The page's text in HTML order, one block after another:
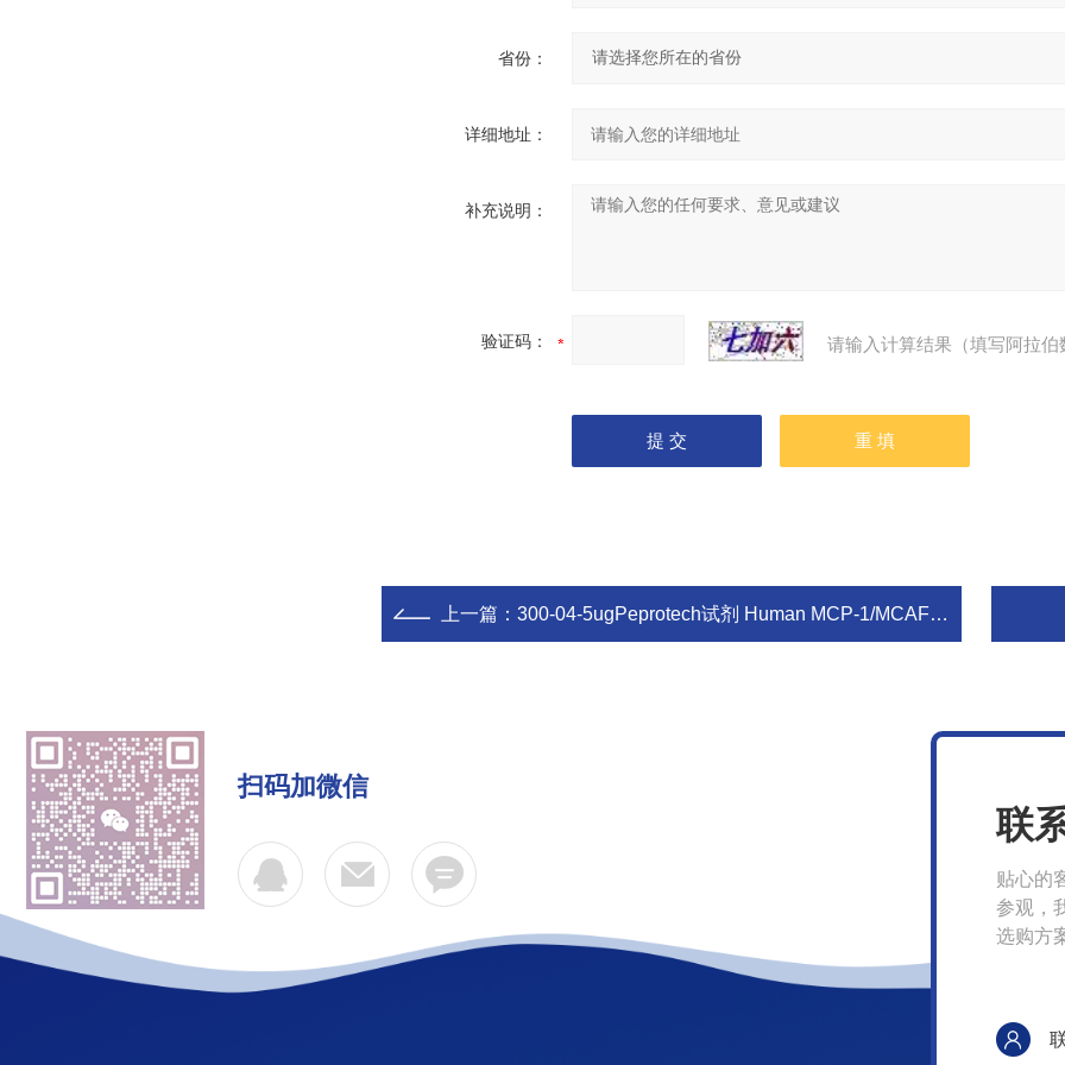
省份：
详细地址：
补充说明：
验证码： 请输入计算结果（填写阿拉
上一篇： 300-04-5ugPeprotech试剂 Human MCP-1/MCAF （CCL2）
扫码加微信
联
贴心的
参观，
选购方